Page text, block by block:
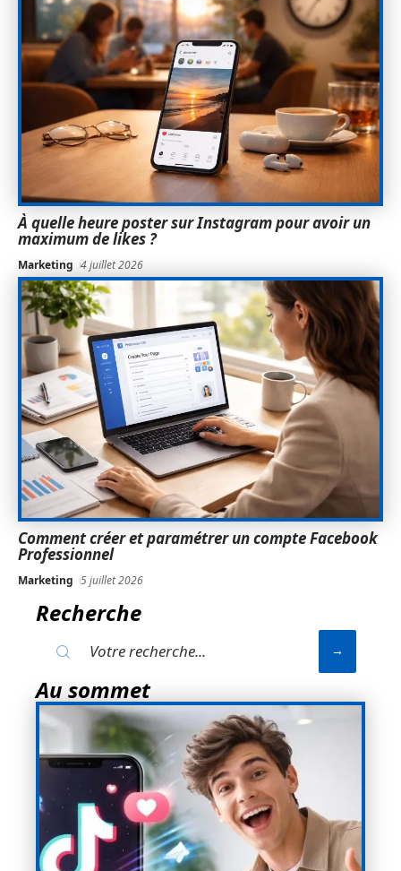
À quelle heure poster sur Instagram pour avoir un
maximum de likes ?
Marketing 4 juillet 2026
Comment créer et paramétrer un compte Facebook
Professionnel
Marketing 5 juillet 2026
Recherche
Au sommet